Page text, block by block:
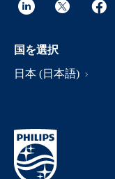
国を選択
日本 (日本語)